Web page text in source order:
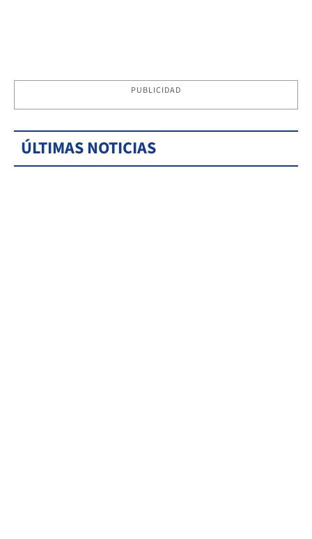
PUBLICIDAD
ÚLTIMAS NOTICIAS